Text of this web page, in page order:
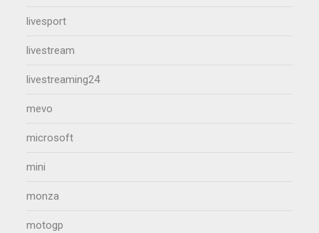
livesport
livestream
livestreaming24
mevo
microsoft
mini
monza
motogp